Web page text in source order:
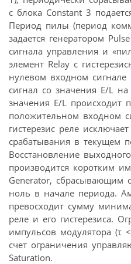
с блока Constant 3
Период пилы (период
задается генератором
сигнала управления и
элемент Relay с
нулевом входном
сигнал со значения E/L
значения E/L происходит
положительном входном
гистерезис реле
срабатывания в текущем
Восстановление
производится коротким
Generator, сбрасывающим
ноль в начале периода.
превосходит сумму
реле и его гистерезиса.
импульсов модулятора (τ
счет ограничения
Saturation.